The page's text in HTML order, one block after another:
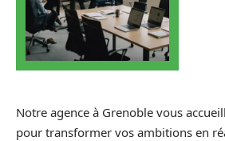
Notre agence à Grenoble vous
pour transformer vos ambitions en